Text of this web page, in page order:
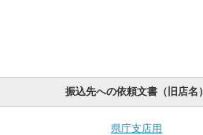
振込先への依頼文書（旧店名）
県庁支店用